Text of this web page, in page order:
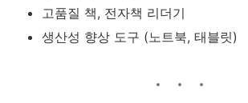
고품질 책, 전자책 리더기
생산성 향상 도구 (노트북, 태블릿)